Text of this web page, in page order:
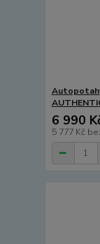
6 990
5 777 Kč